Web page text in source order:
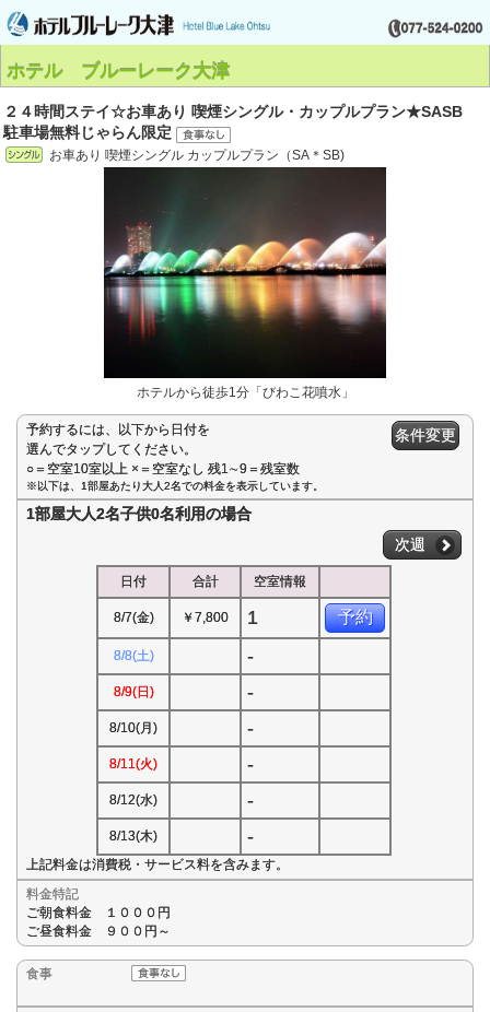
ホテル ブルーレーク大津
２４時間ステイ☆お車あり 喫煙シングル・カップルプラン★SASB
駐車場無料じゃらん限定
お車あり 喫煙シングル カップルプラン（SA＊SB)
ホテルから徒歩1分「びわこ花噴水」
予約するには、以下から日付を
選んでタップしてください。
○＝空室10室以上 ×＝空室なし 残1∼9＝残室数
条件変更
※以下は、1部屋あたり大人2名での料金を表示しています。
1部屋大人2名子供0名利用の場合
次週
日付 合計 空室情報
8/7(金) ￥7,800 1 予約
8/8(土) -
8/9(日) -
8/10(月) -
8/11(火) -
8/12(水) -
8/13(木) -
上記料金は消費税・サービス料を含みます。
料金特記
ご朝食料金 １０００円
ご昼食料金 ９００円～
食事